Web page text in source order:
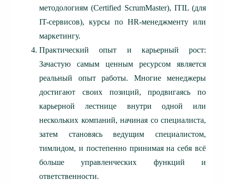
методологиям (Certified ScrumMaster), ITIL (для
IT-сервисов), курсы по HR-менеджменту или
маркетингу.
Практический опыт и карьерный рост:
Зачастую самым ценным ресурсом является
реальный опыт работы. Многие менеджеры
достигают своих позиций, продвигаясь по
карьерной лестнице внутри одной или
нескольких компаний, начиная со специалиста,
затем становясь ведущим специалистом,
тимлидом, и постепенно принимая на себя всё
больше управленческих функций и
ответственности.